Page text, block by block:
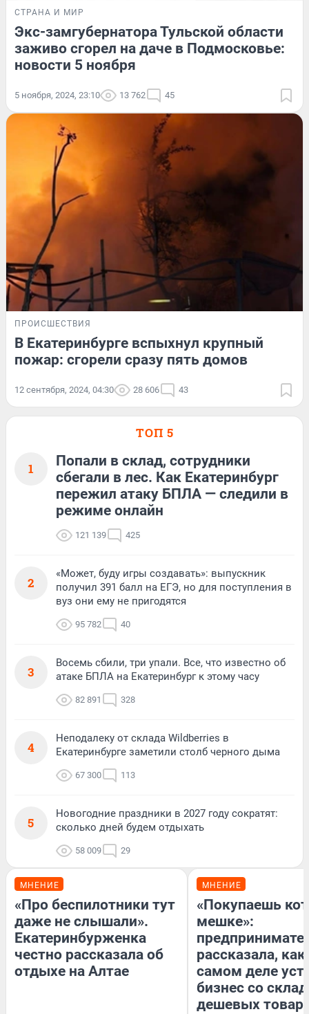
СТРАНА И МИР
Экс-замгубернатора Тульской области
заживо сгорел на даче в Подмосковье:
новости 5 ноября
5 ноября, 2024, 23:10 13 762 45
ПРОИСШЕСТВИЯ
В Екатеринбурге вспыхнул крупный
пожар: сгорели сразу пять домов
12 сентября, 2024, 04:30 28 606 43
ТОП 5
1
Попали в склад, сотрудники
сбегали в лес. Как Екатеринбург
пережил атаку БПЛА — следили в
режиме онлайн
121 139 425
2
«Может, буду игры создавать»: выпускник
получил 391 балл на ЕГЭ, но для поступления в
вуз они ему не пригодятся
95 782 40
3
Восемь сбили, три упали. Все, что известно об
атаке БПЛА на Екатеринбург к этому часу
82 891 328
4
Неподалеку от склада Wildberries в
Екатеринбурге заметили столб черного дыма
67 300 113
5
Новогодние праздники в 2027 году сократят:
сколько дней будем отдыхать
58 009 29
МНЕНИЕ
«Про беспилотники тут
даже не слышали».
Екатеринбурженка
честно рассказала об
отдыхе на Алтае
МНЕНИЕ
«Покупаешь
мешке»:
рассказала, как
самом деле
бизнес со
дешевых